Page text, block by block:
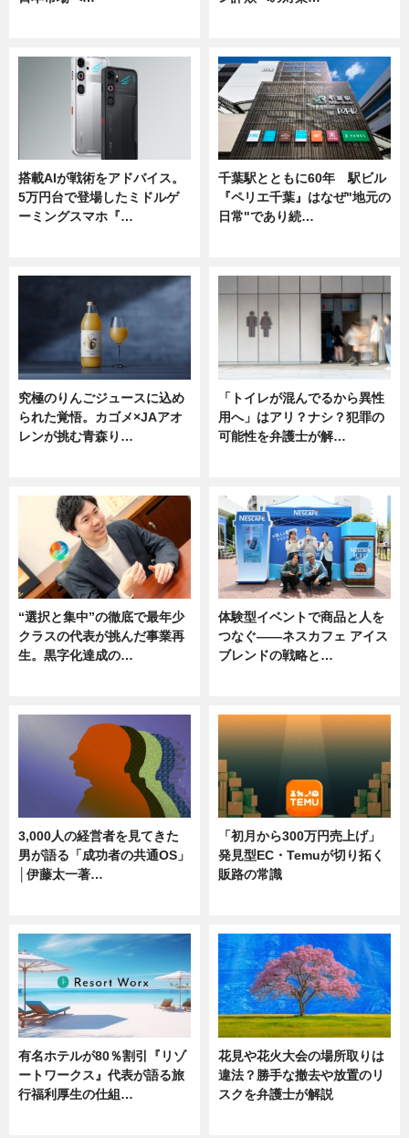
搭載AIが戦術をアドバイス。
5万円台で登場したミドルゲ
ーミングスマホ『…
千葉駅とともに60年 駅ビル
『ペリエ千葉』はなぜ"地元の
日常"であり続…
究極のりんごジュースに込め
られた覚悟。カゴメ×JAアオ
レンが挑む青森り…
「トイレが混んでるから異性
用へ」はアリ？ナシ？犯罪の
可能性を弁護士が解…
“選択と集中”の徹底で最年少
クラスの代表が挑んだ事業再
生。黒字化達成の…
体験型イベントで商品と人を
つなぐ――ネスカフェ アイス
ブレンドの戦略と…
3,000人の経営者を見てきた
男が語る「成功者の共通OS」
│伊藤太一著…
「初月から300万円売上げ」
発見型EC・Temuが切り拓く
販路の常識
有名ホテルが80％割引『リゾ
ートワークス』代表が語る旅
行福利厚生の仕組…
花見や花火大会の場所取りは
違法？勝手な撤去や放置のリ
スクを弁護士が解説